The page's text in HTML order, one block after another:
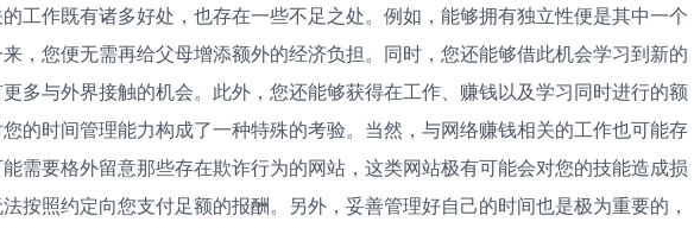
工作既有诸多好处，也存在一些不足之处。例如，能够拥有独立性便是其中一个
，您便无需再给父母增添额外的经济负担。同时，您还能够借此机会学习到新的
多与外界接触的机会。此外，您还能够获得在工作、赚钱以及学习同时进行的额
的时间管理能力构成了一种特殊的考验。当然，与网络赚钱相关的工作也可能存
需要格外留意那些存在欺诈行为的网站，这类网站极有可能会对您的技能造成损
按照约定向您支付足额的报酬。另外，妥善管理好自己的时间也是极为重要的，